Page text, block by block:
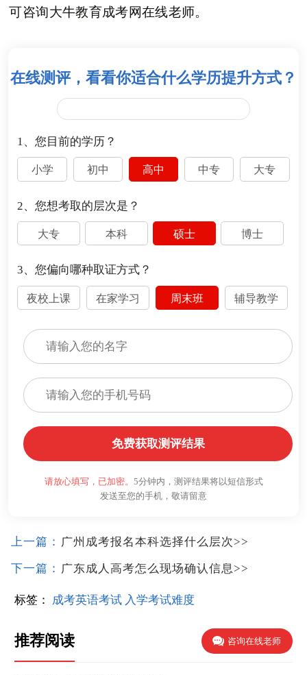
可咨询大牛教育成考网在线老师。
在线测评，看看你适合什么学历提升方式？
1、您目前的学历？
小学 初中 高中 中专 大专
2、您想考取的层次是？
大专 本科 硕士 博士
3、您偏向哪种取证方式？
夜校上课 在家学习 周末班 辅导教学
免费获取测评结果
请放心填写，已加密。 5分钟内，测评结果将以短信形式
发送至您的手机，敬请留意
上一篇： 广州成考报名本科选择什么层次>>
下一篇： 广东成人高考怎么现场确认信息>>
标签： 成考英语考试 入学考试难度
推荐阅读 咨询在线老师